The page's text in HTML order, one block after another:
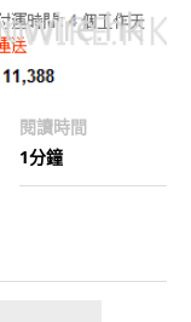
閱讀時間
1分鐘